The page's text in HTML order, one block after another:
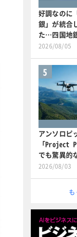
好調なのに
銀」が統合
た…四国地
2026/08/05
5
アンソロピ
「Project
でも驚異的
2026/08/03
も